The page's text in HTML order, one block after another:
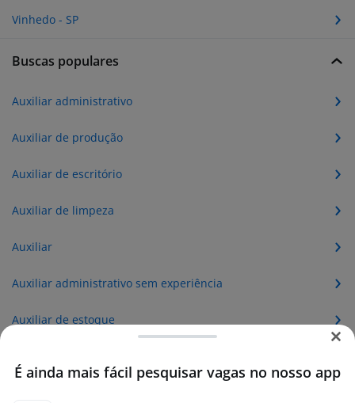
Vinhedo - SP
Buscas populares
Auxiliar administrativo
Auxiliar de produção
Auxiliar de escritório
Auxiliar de limpeza
Auxiliar
Auxiliar administrativo sem experiência
Auxiliar de estoque
É ainda mais fácil pesquisar vagas no nosso app